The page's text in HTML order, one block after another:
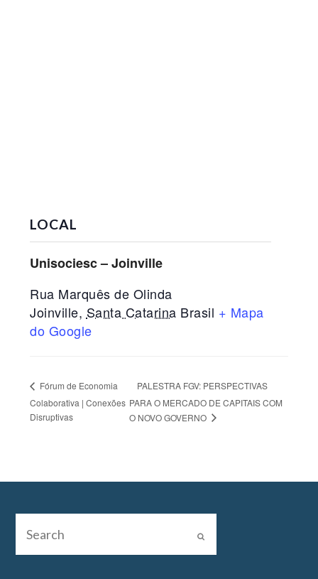
LOCAL
Unisociesc – Joinville
Rua Marquês de Olinda
Joinville, Santa Catarina Brasil + Mapa
do Google
Fórum de Economia
Colaborativa | Conexões
Disruptivas
PALESTRA FGV: PERSPECTIVAS
PARA O MERCADO DE CAPITAIS COM
O NOVO GOVERNO